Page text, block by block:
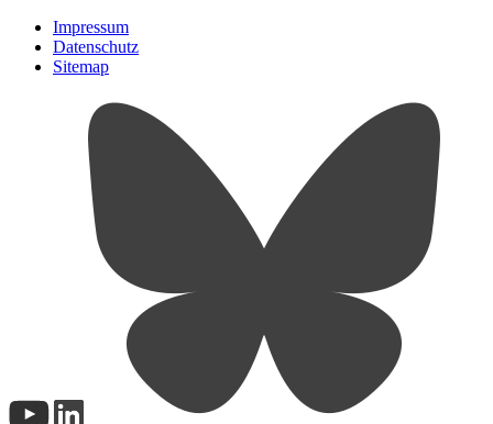
Impressum
Datenschutz
Sitemap